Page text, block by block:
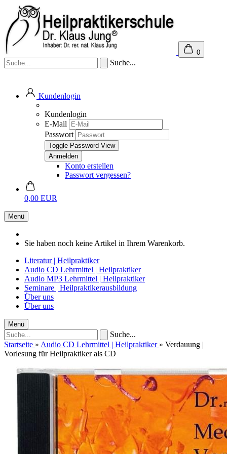
0
Suche...
Kundenlogin
Kundenlogin
E-Mail
Passwort
Toggle Password View
Konto erstellen
Passwort vergessen?
0,00 EUR
Menü
Sie haben noch keine Artikel in Ihrem Warenkorb.
Literatur | Heilpraktiker
Audio CD Lehrmittel | Heilpraktiker
Audio MP3 Lehrmittel | Heilpraktiker
Seminare | Heilpraktikerausbildung
Über uns
Über uns
Menü
Suche...
Startseite » Audio CD Lehrmittel | Heilpraktiker » Verdauung |
Vorlesung für Heilpraktiker als CD